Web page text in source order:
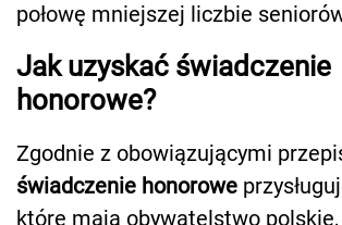
połowę mniejszej liczbie
Jak uzyskać świadczenie
honorowe?
Zgodnie z obowiązującymi
świadczenie honorowe
które mają obywatelstwo polskie,